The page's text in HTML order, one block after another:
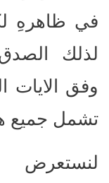
في ظاهرهِ
لذلك
وفق الايات
تشمل جميع
لنستعرض